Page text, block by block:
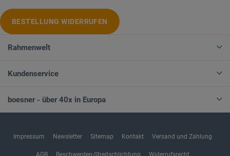
BESTELLUNG WIDERRUFEN
Rahmenwelt
Kundenservice
boesner - über 40x in Europa
Impressum Newsletter Sitemap Kontakt Versand und Zahlung
AGB Beschwerden-Streitschlichtung Widerrufsrecht